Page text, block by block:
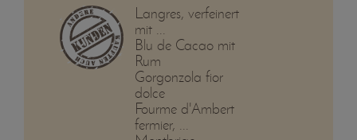
Langres, verfeinert
mit ...
Blu de Cacao mit
Rum
Gorgonzola fior
dolce
Fourme d'Ambert
fermier, ...